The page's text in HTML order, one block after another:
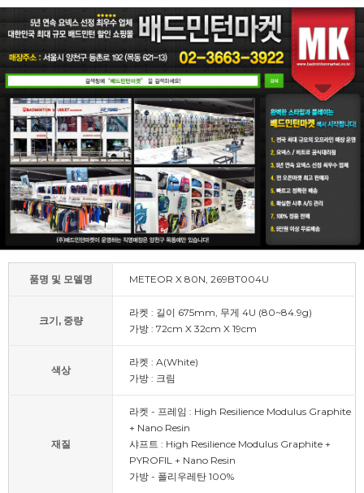
품명 및 모델명 METEOR X 80N, 269BT004U
크기, 중량
라켓 : 길이 675mm, 무게 4U (80~84.9g)
가방 : 72cm X 32cm X 19cm
색상
라켓 : A(White)
가방 : 크림
재질
라켓 - 프레임 : High Resilience Modulus Graphite
+ Nano Resin
샤프트 : High Resilience Modulus Graphite +
PYROFIL + Nano Resin
가방 - 폴리우레탄 100%